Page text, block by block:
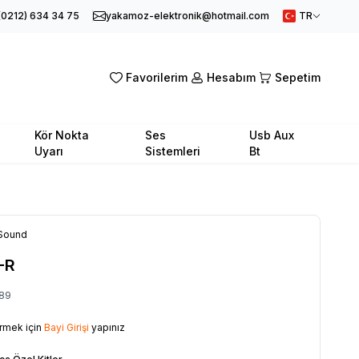
634 34 75 yakamoz-elektronik@hotmail.com TR
Favorilerim Hesabım Sepetim
Kör Nokta
Uyarı
Ses
Sistemleri
Usb Aux
Bt
için Bayi Girişi yapınız